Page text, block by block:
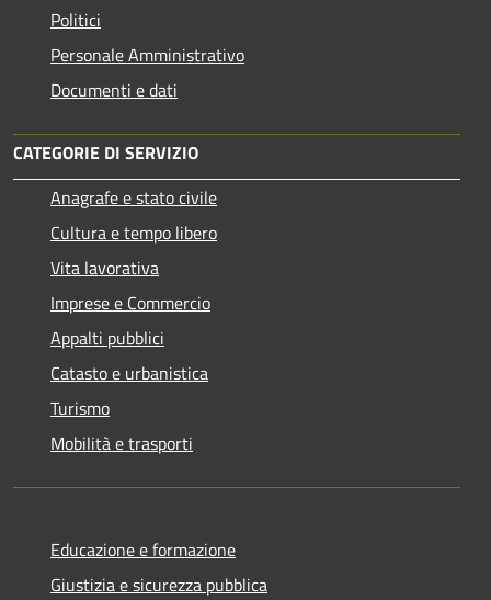
Politici
Personale Amministrativo
Documenti e dati
CATEGORIE DI SERVIZIO
Anagrafe e stato civile
Cultura e tempo libero
Vita lavorativa
Imprese e Commercio
Appalti pubblici
Catasto e urbanistica
Turismo
Mobilità e trasporti
Educazione e formazione
Giustizia e sicurezza pubblica